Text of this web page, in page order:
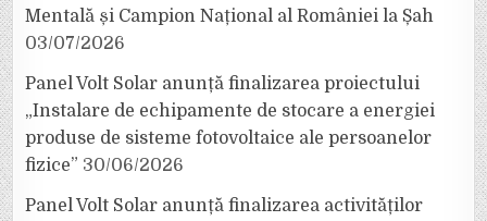
Mentală și Campion Național al României la Șah
03/07/2026
Panel Volt Solar anunță finalizarea proiectului
„Instalare de echipamente de stocare a energiei
produse de sisteme fotovoltaice ale persoanelor
fizice” 30/06/2026
Panel Volt Solar anunță finalizarea activităților